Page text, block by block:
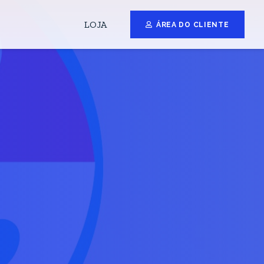
LOJA ÁREA DO CLIENTE